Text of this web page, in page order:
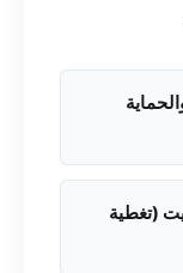
(تغطية